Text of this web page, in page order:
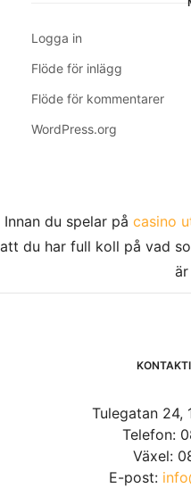
Logga in
Flöde för inlägg
Flöde för kommentarer
WordPress.org
Innan du spelar på casino
att du har full koll på vad
Tulegatan 24,
Telefon:
Växel:
E-post: